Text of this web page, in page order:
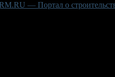
— Портал о